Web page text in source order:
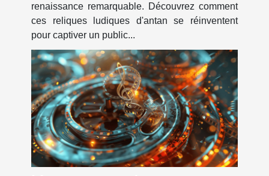
renaissance remarquable. Découvrez comment
ces reliques ludiques d'antan se réinventent
pour captiver un public...